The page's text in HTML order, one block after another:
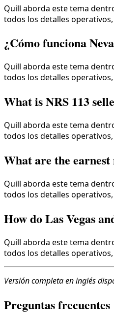
Quill aborda este tema
todos los detalles
¿Cómo funciona
Quill aborda este tema
todos los detalles
What is NRS 113
Quill aborda este tema
todos los detalles
What are the earnest
Quill aborda este tema
todos los detalles
How do Las Vegas
Quill aborda este tema
todos los detalles
Versión completa en inglés
Preguntas frecuentes